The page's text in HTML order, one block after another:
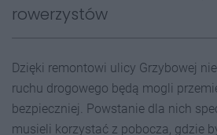
rowerzystów
Dzięki remontowi ulicy Grzybowej
ruchu drogowego będą mogli
bezpieczniej. Powstanie dla nich
musieli korzystać z pobocza, gdzie